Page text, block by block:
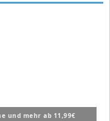
und mehr ab 11,99€